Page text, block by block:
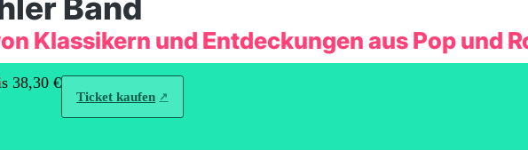
Band
Klassikern und Entdeckungen aus Pop und
38,30 €
Ticket kaufen